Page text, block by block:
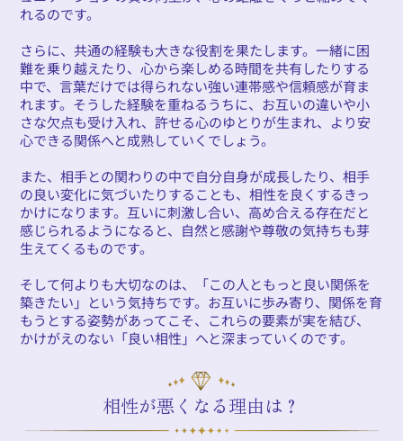
れるのです。
さらに、共通の経験も大きな役割を果たします。一緒に困
難を乗り越えたり、心から楽しめる時間を共有したりする
中で、言葉だけでは得られない強い連帯感や信頼感が育ま
れます。そうした経験を重ねるうちに、お互いの違いや小
さな欠点も受け入れ、許せる心のゆとりが生まれ、より安
心できる関係へと成熟していくでしょう。
また、相手との関わりの中で自分自身が成長したり、相手
の良い変化に気づいたりすることも、相性を良くするきっ
かけになります。互いに刺激し合い、高め合える存在だと
感じられるようになると、自然と感謝や尊敬の気持ちも芽
生えてくるものです。
そして何よりも大切なのは、「この人ともっと良い関係を
築きたい」という気持ちです。お互いに歩み寄り、関係を育
もうとする姿勢があってこそ、これらの要素が実を結び、
かけがえのない「良い相性」へと深まっていくのです。
相性が悪くなる理由は？